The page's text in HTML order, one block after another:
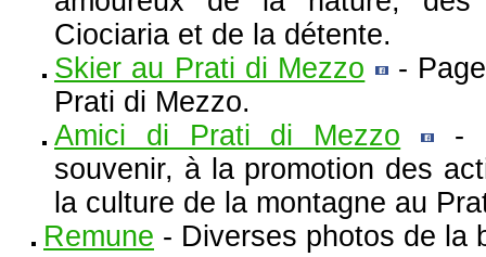
Ciociaria et de la détente.
Skier au Prati di Mezzo
-
Prati di Mezzo.
Amici di Prati di Mezzo
-
souvenir, à la promotion des
la culture de la montagne au
Remune - Diverses photos de la